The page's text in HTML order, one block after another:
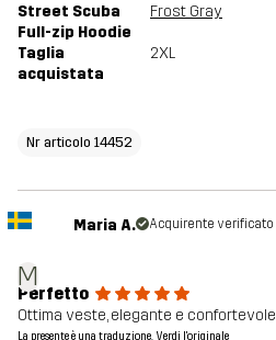
Street Scuba
Full-zip Hoodie
Frost Gray
Taglia
acquistata
2XL
Nr articolo 14452
M
Maria A. Acquirente verificato
Perfetto
Ottima veste, elegante e confortevole
La presente è una traduzione. Verdi l'originale